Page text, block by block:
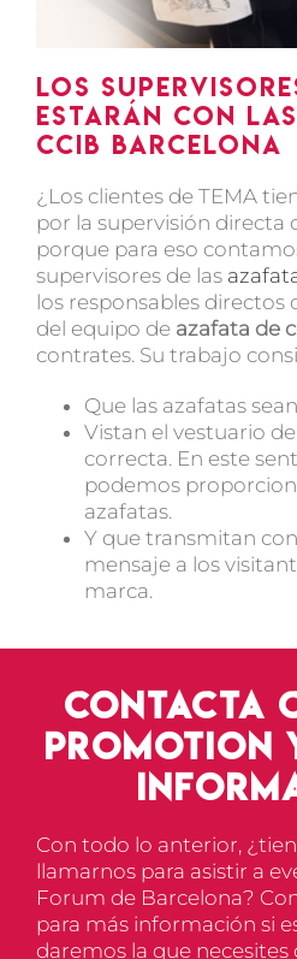
Los
estarán con
CCIB Barcelona
¿Los clientes de TEMA
por la supervisión directa
porque para eso
supervisores de las
los responsables directos
del equipo de azafata de
contrates. Su trabajo
Que las azafatas
Vistan el vestuario
correcta. En este
podemos
azafatas.
Y que transmitan
mensaje a los
marca.
Contacta
Promotion
Con todo lo anterior,
llamarnos para asistir a
Forum de Barcelona?
para más información si
daremos la que necesites